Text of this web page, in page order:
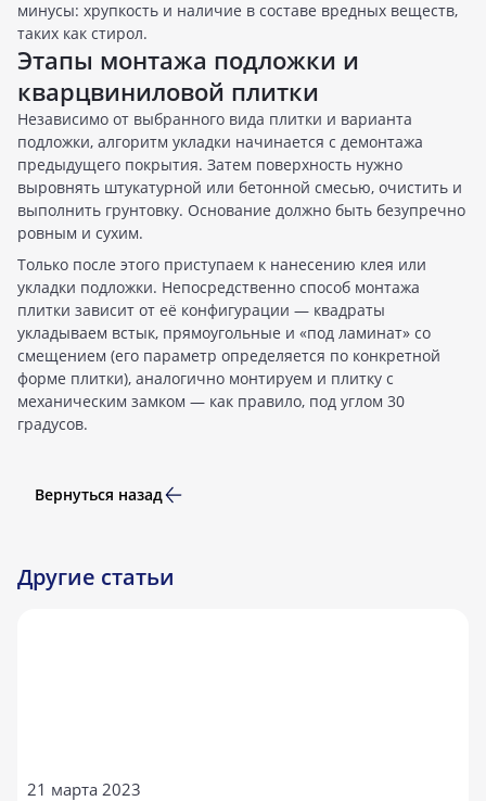
минусы: хрупкость и наличие в составе вредных веществ,
таких как стирол.
Этапы монтажа подложки и
кварцвиниловой плитки
Независимо от выбранного вида плитки и варианта
подложки, алгоритм укладки начинается с демонтажа
предыдущего покрытия. Затем поверхность нужно
выровнять штукатурной или бетонной смесью, очистить и
выполнить грунтовку. Основание должно быть безупречно
ровным и сухим.
Только после этого приступаем к нанесению клея или
укладки подложки. Непосредственно способ монтажа
плитки зависит от её конфигурации — квадраты
укладываем встык, прямоугольные и «под ламинат» со
смещением (его параметр определяется по конкретной
форме плитки), аналогично монтируем и плитку с
механическим замком — как правило, под углом 30
градусов.
Вернуться назад
Другие статьи
21 марта 2023